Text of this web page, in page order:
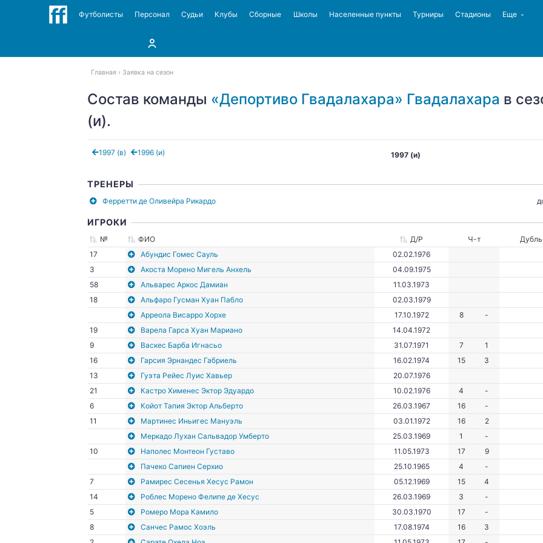
Футболисты Персонал Судьи Клубы Сборные Школы Населенные пункты Турниры Стадионы Еще
Главная Заявка на сезон
Состав команды «Депортиво Гвадалахара» Гвадалахара в
(и).
1997 (в) 1996 (и) 1997 (и)
ТРЕНЕРЫ
Ферретти де Оливейра Рикардо
ИГРОКИ
№ ФИО Д/Р Ч-т
Дубль
17
Абундис Гомес Сауль
02.02.1976
3
Акоста Морено Мигель Анхель
04.09.1975
58
Альварес Аркос Дамиан
11.03.1973
18
Альфаро Гусман Хуан Пабло
02.03.1979
Арреола Висарро Хорхе
17.10.1972 8
-
19
Варела Гарса Хуан Мариано
14.04.1972
9
Васкес Барба Игнасьо 31.07.1971 7
1
16
Гарсия Эрнандес Габриель 16.02.1974 15
3
13
Гуэта Рейес Луис Хавьер
20.07.1976
21
Кастро Хименес Эктор Эдуардо 10.02.1976 4
-
6
Койот Тапия Эктор Альберто 26.03.1967 16
-
11
Мартинес Иньигес Мануэль 03.01.1972 16
2
Меркадо Лухан Сальвадор Умберто
25.03.1969 1
-
10
Наполес Монтеон Густаво 11.05.1973 17
9
Пачеко Сапиен Серхио
25.10.1965 4
-
7
Рамирес Сесенья Хесус Рамон 05.12.1969 15
4
14
Роблес Морено Фелипе де Хесус 26.03.1969 3
-
5
Ромеро Мора Камило 30.03.1970 17
-
8
Санчес Рамос Хоэль 17.08.1974 16
3